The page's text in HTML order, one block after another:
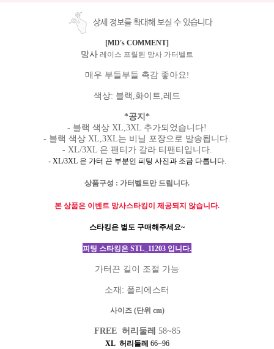
상세 정보를 확대해 보실 수 있습니다
[MD's COMMENT]
망사 레이스 프릴된 망사 가터벨트
매우 부들부들 촉감 좋아요!
색상: 블랙 ,화이트,레드
*공지*
- 블랙 색상 XL,3XL 추가되었습니다!
- 블랙 색상 XL,3XL는 비닐 포장으로 발송됩니다.
- XL/3XL 은 팬티가 갈라 티팬티입니다.
- XL/3XL 은 가터 끈 부분인 피팅 사진과 조금 다릅니다.
상품구성 : 가터벨트만 드립니다.
본 상품은 이벤트 망사스타킹이 제공되지 않습니다.
스타킹은 별도 구매해주세요~
피팅 스타킹은 STL_11203 입니다.
가터끈 길이 조절 가능
소재 : 폴리에스터
사이즈 (단위 cm)
FREE 허리둘레 58~85
XL 허리둘레 66~96